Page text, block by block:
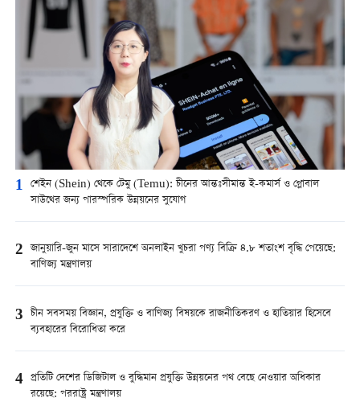
1 শেইন (Shein) থেকে টেমু (Temu): চীনের আন্তঃসীমান্ত ই-কমার্স ও গ্লোবাল
সাউথের জন্য পারস্পরিক উন্নয়নের সুযোগ
2 জানুয়ারি-জুন মাসে সারাদেশে অনলাইন খুচরা পণ্য বিক্রি ৪.৮ শতাংশ বৃদ্ধি পেয়েছে:
বাণিজ্য মন্ত্রণালয়
3 চীন সবসময় বিজ্ঞান, প্রযুক্তি ও বাণিজ্য বিষয়কে রাজনীতিকরণ ও হাতিয়ার হিসেবে
ব্যবহারের বিরোধিতা করে
4 প্রতিটি দেশের ডিজিটাল ও বুদ্ধিমান প্রযুক্তি উন্নয়নের পথ বেছে নেওয়ার অধিকার
রয়েছে: পররাষ্ট্র মন্ত্রণালয়